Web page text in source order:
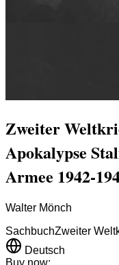
Zweiter
Apokalypse
Armee 1942-
Walter Mönch
SachbuchZweiter
Deutsch